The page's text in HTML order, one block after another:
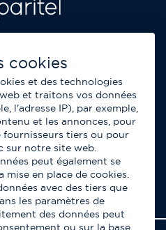
services IT au service des
cookies
et des technologies
et traitons vos données
l'adresse IP), par exemple,
et les annonces, pour
fournisseurs tiers ou pour
sur notre site web.
peut également se
mise en place de cookies.
avec des tiers que
les paramètres de
des données peut
ou sur la base